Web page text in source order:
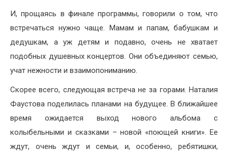
И, прощаясь в финале программы, говорили о том, что
встречаться нужно чаще. Мамам и папам, бабушкам и
дедушкам, а уж детям и подавно, очень не хватает
подобных душевных концертов. Они объединяют семью,
учат нежности и взаимопониманию.
Скорее всего, следующая встреча не за горами. Наталия
Фаустова поделилась планами на будущее. В ближайшее
время ожидается выход нового альбома с
колыбельными и сказками – новой «поющей книги». Ее
ждут, очень ждут и семьи, и, особенно, ребятишки,